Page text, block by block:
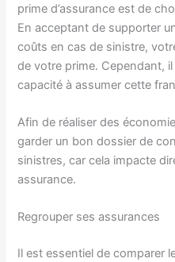
prime d’assurance est de
En acceptant de supporter
coûts en cas de sinistre,
de votre prime. Cependant, il
capacité à assumer cette
Afin de réaliser des
garder un bon dossier de
sinistres, car cela impacte
assurance.
Regrouper ses assurances
Il est essentiel de comparer